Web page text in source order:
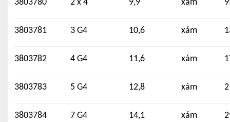
3803780 2 x 4 9,9 xám
3803781 3 G4 10,6 xám
3803782 4 G4 11,6 xám
3803783 5 G4 12,8 xám
3803784 7 G4 14,1 xám